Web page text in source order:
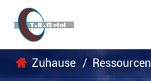
Zuhause Ressourcen